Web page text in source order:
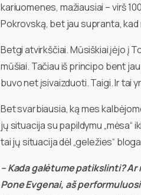
kariuomenes, mažiausiai – virš
Pokrovską, bet jau supranta,
Betgi atvirkščiai. Mūsiškiai įėjo į
mūšiai. Tačiau iš principo bent
buvo net įsivaizduoti. Taigi. Ir tai
Bet svarbiausia, ką mes
jų situacija su papildymu
tai jų situacija dėl „geležies“
– Kada galėtume patikslinti?
Pone Evgenai, aš